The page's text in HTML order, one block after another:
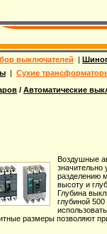
выключателей |
| Сухие
/ Автоматические
Воздушные
разделению
высоту и
Глубина
глубиной
размеры позволяют